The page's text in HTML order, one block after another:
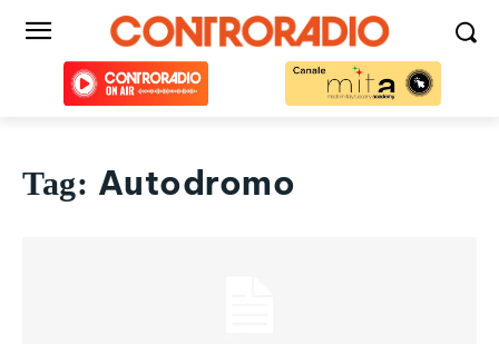
Tag: Autodromo